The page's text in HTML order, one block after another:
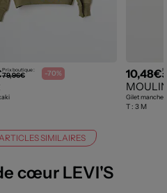
Prix boutique :
79,96€ -70% 10,48€
Gilet
T : 3 M
SIMILAIRES
cœur LEVI'S